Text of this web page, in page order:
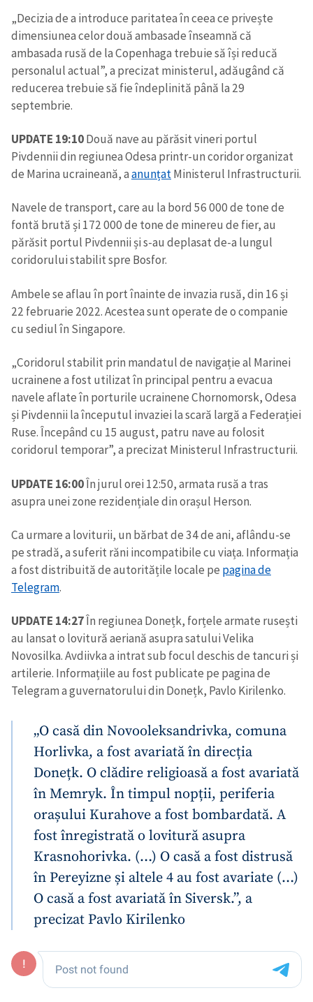
„Decizia de a introduce paritatea în ceea ce privește
dimensiunea celor două ambasade înseamnă că
ambasada rusă de la Copenhaga trebuie să își reducă
personalul actual”, a precizat ministerul, adăugând că
reducerea trebuie să fie îndeplinită până la 29
septembrie.
UPDATE 19:10Două nave au părăsit vineri portul
Pivdennii din regiunea Odesa printr-un coridor organizat
de Marina ucraineană, aanunțatMinisterul Infrastructurii.
Navele de transport, care au la bord 56 000 de tone de
fontă brută și 172 000 de tone de minereu de fier, au
părăsit portul Pivdennii și s-au deplasat de-a lungul
coridorului stabilit spre Bosfor.
Ambele se aflau în port înainte de invazia rusă, din 16 și
22 februarie 2022. Acestea sunt operate de o companie
cu sediul în Singapore.
„Coridorul stabilit prin mandatul de navigație al Marinei
ucrainene a fost utilizat în principal pentru a evacua
navele aflate în porturile ucrainene Chornomorsk, Odesa
și Pivdennii la începutul invaziei la scară largă a Federației
Ruse. Începând cu 15 august, patru nave au folosit
coridorul temporar”, a precizat Ministerul Infrastructurii.
UPDATE 16:00În jurul orei 12:50, armata rusă a tras
asupra unei zone rezidențiale din orașul Herson.
Ca urmare a loviturii, un bărbat de 34 de ani, aflându-se
pe stradă, a suferit răni incompatibile cu viața. Informația
a fost distribuită de autoritățile locale pe pagina de
Telegram.
UPDATE 14:27În regiunea Donețk, forțele armate rusești
au lansat o lovitură aeriană asupra satului Velika
Novosilka. Avdiivka a intrat sub focul deschis de tancuri și
artilerie. Informațiile au fost publicate pe pagina de
Telegram a guvernatorului din Donețk, Pavlo Kirilenko.
„O casă din Novooleksandrivka, comuna
Horlivka, a fost avariată în direcția
Donețk. O clădire religioasă a fost avariată
în Memryk. În timpul nopții, periferia
orașului Kurahove a fost bombardată. A
fost înregistrată o lovitură asupra
Krasnohorivka. (…) O casă a fost distrusă
în Pereyizne și altele 4 au fost avariate (…)
O casă a fost avariată în Siversk.”, a
precizat Pavlo Kirilenko